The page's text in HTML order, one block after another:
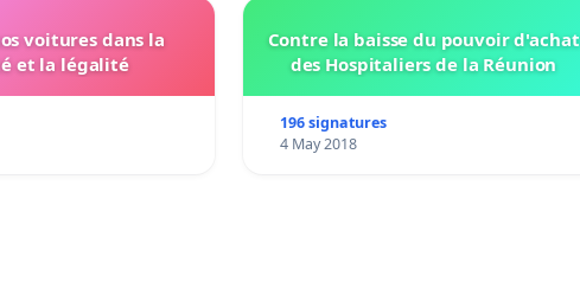
voitures dans la
et la légalité
Contre la baisse du pouvoir d'achat
des Hospitaliers de la Réunion
196 signatures
4 May 2018